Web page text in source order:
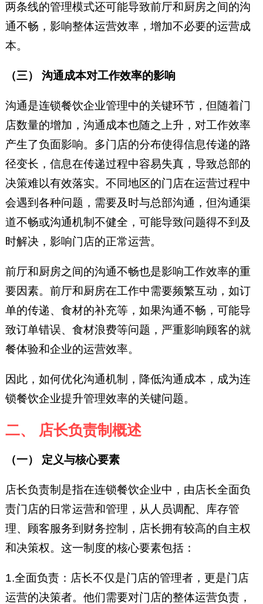
两条线的管理模式还可能导致前厅和厨房之间的沟
通不畅，影响整体运营效率，增加不必要的运营成
本。
（三） 沟通成本对工作效率的影响
沟通是连锁餐饮企业管理中的关键环节，但随着门
店数量的增加，沟通成本也随之上升，对工作效率
产生了负面影响。多门店的分布使得信息传递的路
径变长，信息在传递过程中容易失真，导致总部的
决策难以有效落实。不同地区的门店在运营过程中
会遇到各种问题，需要及时与总部沟通，但沟通渠
道不畅或沟通机制不健全，可能导致问题得不到及
时解决，影响门店的正常运营。
前厅和厨房之间的沟通不畅也是影响工作效率的重
要因素。前厅和厨房在工作中需要频繁互动，如订
单的传递、食材的补充等，如果沟通不畅，可能导
致订单错误、食材浪费等问题，严重影响顾客的就
餐体验和企业的运营效率。
因此，如何优化沟通机制，降低沟通成本，成为连
锁餐饮企业提升管理效率的关键问题。
二、 店长负责制概述
（一） 定义与核心要素
店长负责制是指在连锁餐饮企业中，由店长全面负
责门店的日常运营和管理，从人员调配、库存管
理、顾客服务到财务控制，店长拥有较高的自主权
和决策权。这一制度的核心要素包括：
1.全面负责：店长不仅是门店的管理者，更是门店
运营的决策者。他们需要对门店的整体运营负责，